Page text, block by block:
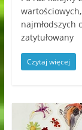
najmłodszych
zatytułowany
Czytaj więcej